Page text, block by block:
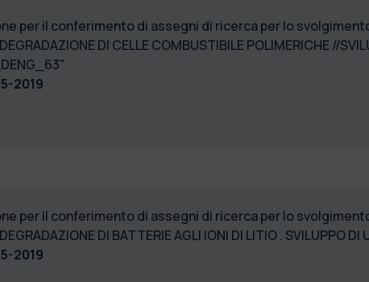
per il conferimento di assegni di ricerca per lo
DI CELLE COMBUSTIBILE POLIMERICHE //
2019
per il conferimento di assegni di ricerca per lo
DI BATTERIE AGLI IONI DI LITIO . SVILUPPO
2019